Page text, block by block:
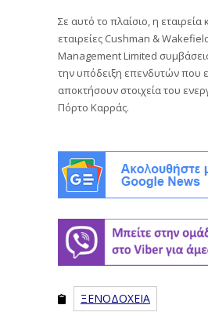
Σε αυτό το πλαίσιο, η εταιρεία
εταιρείες Cushman &
Management Limited
την υπόδειξη επενδυτών που
αποκτήσουν στοιχεία του
Πόρτο Καρράς.
ΞΕΝΟΔΟΧΕΙΑ